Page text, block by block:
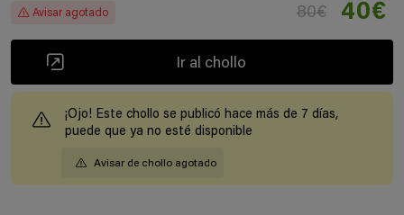
Avisar agotado 80€ 40€
Ir al chollo
¡Ojo! Este chollo se publicó hace más de 7 días,
puede que ya no esté disponible
Avisar de chollo agotado